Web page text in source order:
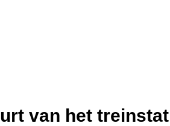
van het